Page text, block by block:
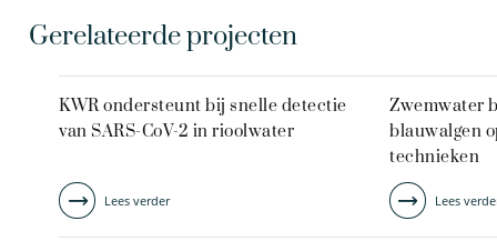
Gerelateerde projecten
KWR ondersteunt bij snelle detectie
van SARS-CoV-2 in rioolwater
Lees verder
Zwemwater
blauwalgen
technieken
Lees